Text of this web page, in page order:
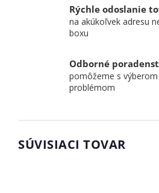
Rýchle odoslanie
na akúkoľvek adresu
boxu
Odborné
pomôžeme s
problémom
SÚVISIACI TOVAR